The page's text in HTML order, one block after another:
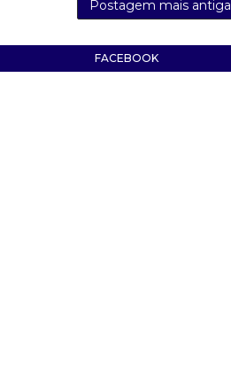
Postagem mais antiga
FACEBOOK